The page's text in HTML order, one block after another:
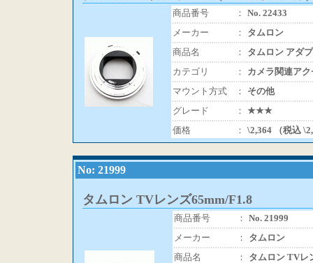
商品番号 ： No. 22433
メーカー
：
タムロン
商品名
：
タムロン アダ
カテゴリ
：
カメラ関連ア
マウント方式
：
その他
グレード
： ★★★
価格
： \2,364 （税込
No: 21999
タムロン TVレンズ65mm/F1.8
商品番号 ： No. 21999
メーカー
：
タムロン
商品名
：
タムロン TVレ